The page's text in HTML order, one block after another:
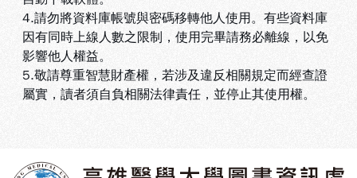
4.請勿將資料庫帳號與密碼移轉他人使用。有些資料庫
因有同時上線人數之限制，使用完畢請務必離線，以免
影響他人權益。
5.敬請尊重智慧財產權，若涉及違反相關規定而經查證
屬實，讀者須自負相關法律責任，並停止其使用權。